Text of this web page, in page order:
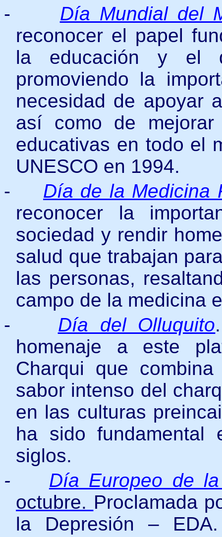
-
Día Mundial del
reconocer el papel
la educación y el
promoviendo la
necesidad de apoyar
así como de
educativas en todo el
UNESCO en 1994.
-
Día de la Medicina
reconocer la
sociedad y rendir
salud que trabajan
las personas,
campo de la medicina
- Día del Olluquito
homenaje a este
Charqui que
sabor intenso del
en las culturas
ha sido fundamental
siglos.
- Día Europeo de
octubre. Proclamada
la Depresión –